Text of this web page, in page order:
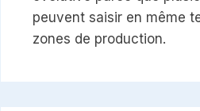
peuvent saisir en même
zones de production.